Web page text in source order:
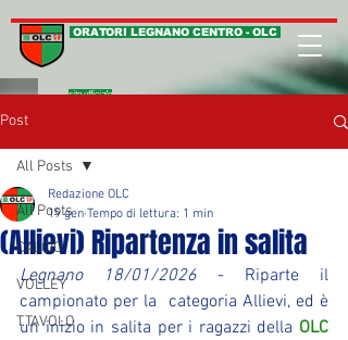
ORATORI LEGNANO CENTRO - OLC
sito ufficiale
Post
All Posts
CALCIO
VOLLEY
T.TAVOLO
All Posts
(Allievi) Ripartenza in salita
Redazione OLC
19 gen Tempo di lettura: 1 min
Legnano 18/01/2026 - Riparte il
campionato per la  categoria Allievi, ed è
un inizio in salita per i ragazzi della OLC